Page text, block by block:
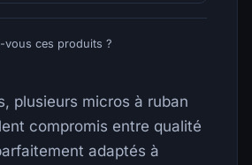
vous ces produits ?
plusieurs micros à ruban
compromis entre qualité
adaptés à